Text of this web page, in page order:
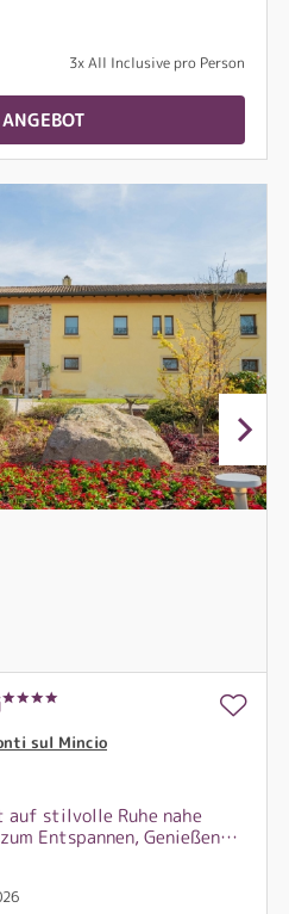
3x All Inclusive pro Person
sul Mincio
stilvolle Ruhe nahe
Entspannen, Genießen
in eine malerische
und Geschichte.